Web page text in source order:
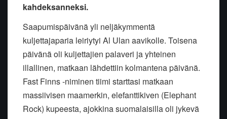
kahdeksanneksi.
Saapumispäivänä yli neljäkymmentä
kuljettajaparia leiriytyi Al Ulan aavikolle. Toisena
päivänä oli kuljettajien palaveri ja yhteinen
illallinen, matkaan lähdettiin kolmantena päivänä.
Fast Finns -niminen tiimi starttasi matkaan
massiivisen maamerkin, elefanttikiven (Elephant
Rock) kupeesta, ajokkina suomalaisilla oli jykevä